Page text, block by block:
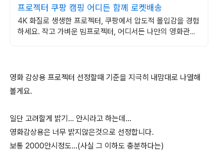
프로젝터 쿠팡 캠핑 어디든 함께 로켓배송
4K 화질로 생생한 프로젝터, 쿠팡에서 압도적 몰입감을 경험
하세요. 작고 가벼운 빔프로젝터, 어디서든 나만의 영화관을
영화 감상용 프로젝터 선정할때 기준을 지극히 내맘대로 나열해
볼게요.
일단 고려할게 밝기... 안시라고 하는데...
영화감상용은 너무 밝지않은것으로 선정합니다.
보통 2000안시정도...(사실 그 이하도 충분하다는)